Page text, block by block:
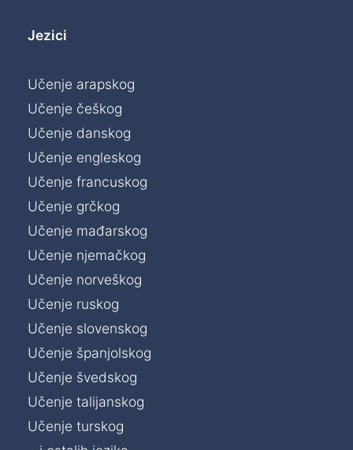
Jezici
Učenje arapskog
Učenje češkog
Učenje danskog
Učenje engleskog
Učenje francuskog
Učenje grčkog
Učenje mađarskog
Učenje njemačkog
Učenje norveškog
Učenje ruskog
Učenje slovenskog
Učenje španjolskog
Učenje švedskog
Učenje talijanskog
Učenje turskog